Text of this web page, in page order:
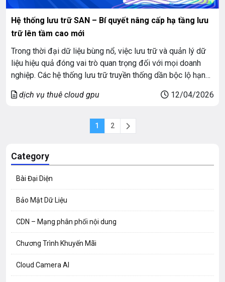
Hệ thống lưu trữ SAN – Bí quyết nâng cấp hạ tầng lưu
trữ lên tầm cao mới
Trong thời đại dữ liệu bùng nổ, việc lưu trữ và quản lý dữ
liệu hiệu quả đóng vai trò quan trọng đối với mọi doanh
nghiệp. Các hệ thống lưu trữ truyền thống dần bộc lộ hạn
vậy, hệ thống […]
dịch vụ thuê cloud gpu 12/04/2026
1 2
Category
Bài Đại Diện
Bảo Mật Dữ Liệu
CDN – Mạng phân phối nội dung
Chương Trình Khuyến Mãi
Cloud Camera AI